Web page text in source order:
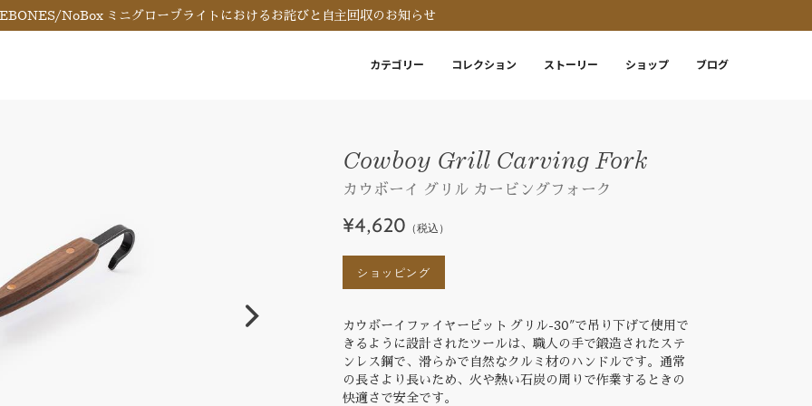
NoBox ミニグローブライトにおけるお詫びと自主回収のお知らせ
カテゴリー コレクション ストーリー ショップ ブログ
Cowboy Grill Carving Fork
カウボーイ グリル カービングフォーク
¥4,620 （税込）
ショッピング
カウボーイファイヤーピット グリル-30"で吊り下げて使用で
きるように設計されたツールは、職人の手で鍛造されたステ
ンレス鋼で、滑らかで自然なクルミ材のハンドルです。通常
の長さより長いため、火や熱い石炭の周りで作業するときの
快適さで安全です。